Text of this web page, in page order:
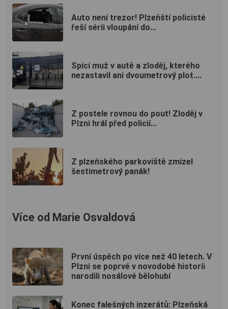
Auto není trezor! Plzeňští policisté
řeší sérii vloupání do...
Spící muž v autě a zloděj, kterého
nezastavil ani dvoumetrový plot....
Z postele rovnou do pout! Zloděj v
Plzni hrál před policií...
Z plzeňského parkoviště zmizel
šestimetrový panák!
Více od Marie Osvaldová
První úspěch po více než 40 letech. V
Plzni se poprvé v novodobé historii
narodili nosálové bělohubí
Konec falešných inzerátů: Plzeňská